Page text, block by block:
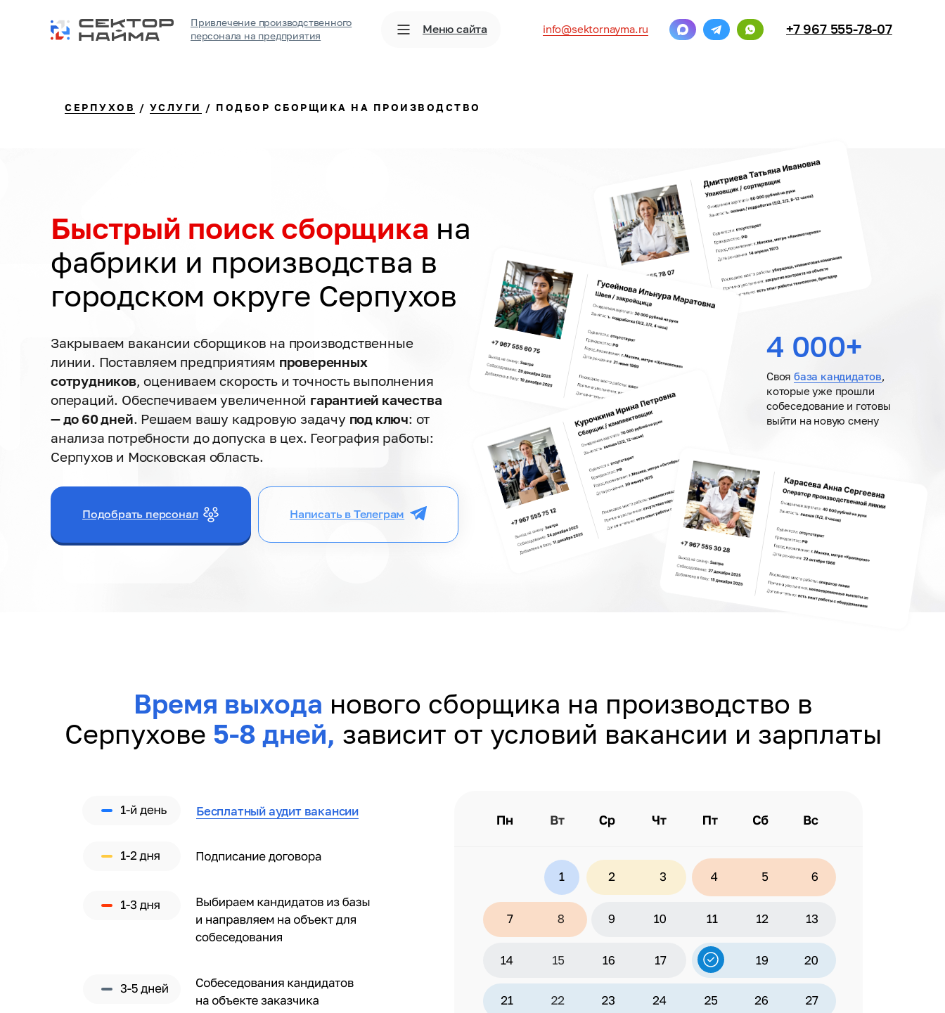
+7 967 555-78-07
info@sektornayma.ru
Привлечение производственного
персонала на предприятия
Меню сайта
СЕРПУХОВ / УСЛУГИ / ПОДБОР СБОРЩИКА НА ПРОИЗВОДСТВО
Закрываем вакансии сборщиков на производственные
линии. Поставляем предприятиям проверенных
сотрудников, оцениваем скорость и точность выполнения
операций. Обеспечиваем увеличенной гарантией качества
— до 60 дней. Решаем вашу кадровую задачу под ключ: от
анализа потребности до допуска в цех. География работы:
Серпухов и Московская область.
Быстрый поиск сборщика на
фабрики и производства в
городском округе Серпухов
Написать в Телеграм
Подобрать персонал
Своя база кандидатов,
которые уже прошли
собеседование и готовы
выйти на новую смену
4 000+
Время выхода нового сборщика на производство в
Серпухове 5-8 дней, зависит от условий вакансии и зарплаты
Бесплатный аудит вакансии